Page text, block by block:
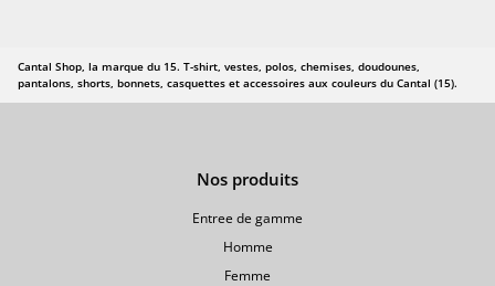
Cantal Shop, la marque du 15. T-shirt, vestes, polos, chemises, doudounes,
pantalons, shorts, bonnets, casquettes et accessoires aux couleurs du Cantal (15).
Nos produits
Entree de gamme
Homme
Femme